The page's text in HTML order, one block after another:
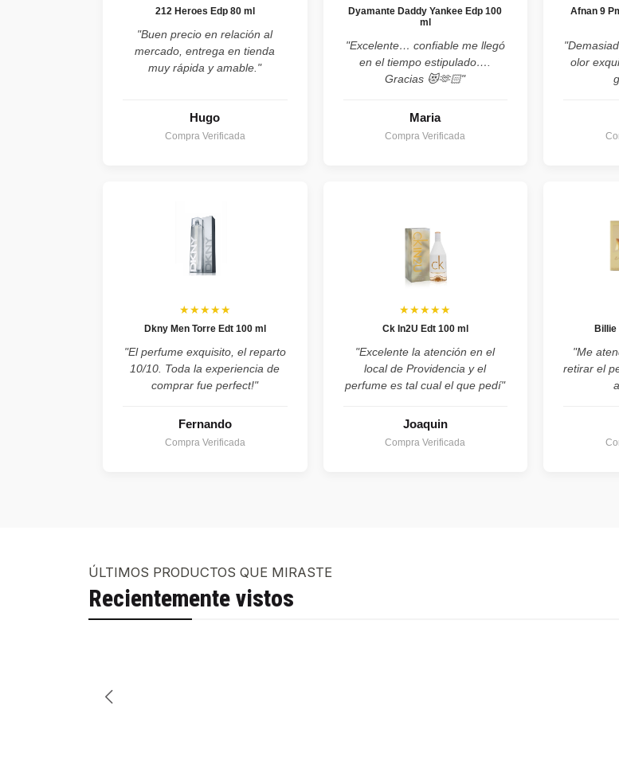
212 Heroes Edp 80 ml
"Buen precio en relación al
mercado, entrega en tienda
muy rápida y amable."
Hugo
Compra Verificada
Dyamante Daddy Yankee Edp 100
ml
"Excelente… confiable me llegó
en el tiempo estipulado….
Gracias 😻🫶🏻"
Maria
Compra Verificada
Afnan 9
olor
★★★★★
Dkny Men Torre Edt 100 ml
"El perfume exquisito, el reparto
10/10. Toda la experiencia de
comprar fue perfect!"
Fernando
Compra Verificada
★★★★★
Ck In2U Edt 100 ml
"Excelente la atención en el
local de Providencia y el
perfume es tal cual el que pedí"
Joaquin
Compra Verificada
Billie
"Me
retirar el
ÚLTIMOS PRODUCTOS QUE MIRASTE
Recientemente vistos